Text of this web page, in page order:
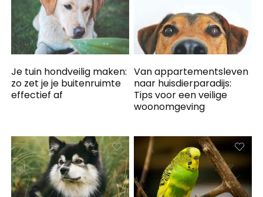
Je tuin hondveilig maken:
zo zet je je buitenruimte
effectief af
Van appartementsleven
naar huisdierparadijs:
Tips voor een veilige
woonomgeving